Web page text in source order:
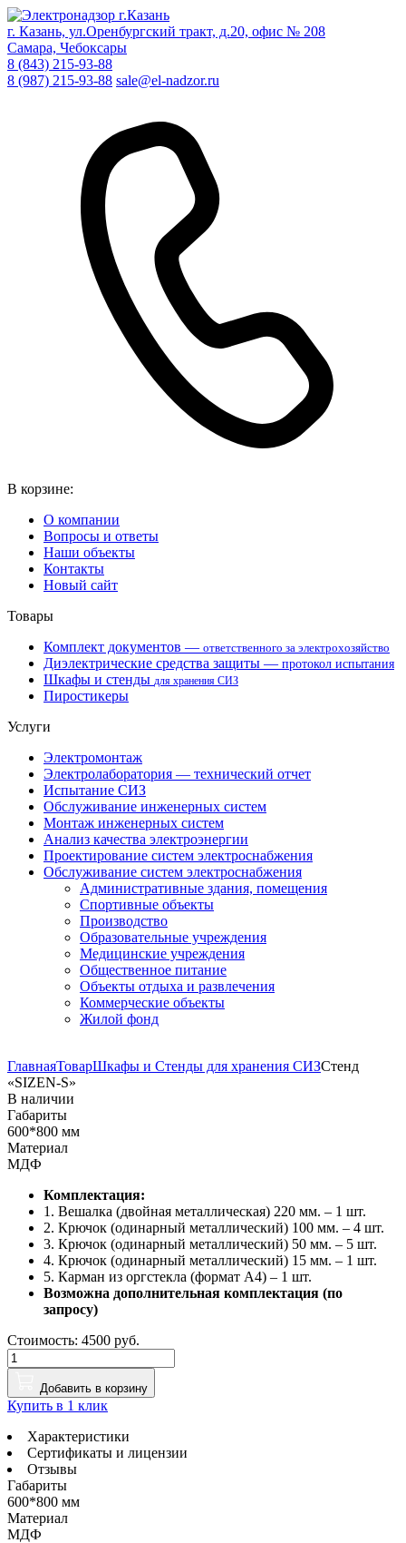
г. Казань, ул.Оренбургский тракт, д.20, офис № 208
Самара, Чебоксары
8 (843) 215-93-88
8 (987) 215-93-88 sale@el-nadzor.ru
В корзине:
О компании
Вопросы и ответы
Наши объекты
Контакты
Новый сайт
Товары
Комплект документов — ответственного за электрохозяйство
Диэлектрические средства защиты — протокол испытания
Шкафы и стенды для хранения СИЗ
Пиростикеры
Услуги
Электромонтаж
Электролаборатория — технический отчет
Испытание СИЗ
Обслуживание инженерных систем
Монтаж инженерных систем
Анализ качества электроэнергии
Проектирование систем электроснабжения
Обслуживание систем электроснабжения
Административные здания, помещения
Спортивные объекты
Производство
Образовательные учреждения
Медицинские учреждения
Общественное питание
Объекты отдыха и развлечения
Коммерческие объекты
Жилой фонд
ГлавнаяТоварШкафы и Стенды для хранения СИЗСтенд
«SIZEN-S»
В наличии
Габариты
600*800 мм
Материал
МДФ
Комплектация:
1. Вешалка (двойная металлическая) 220 мм. – 1 шт.
2. Крючок (одинарный металлический) 100 мм. – 4 шт.
3. Крючок (одинарный металлический) 50 мм. – 5 шт.
4. Крючок (одинарный металлический) 15 мм. – 1 шт.
5. Карман из оргстекла (формат А4) – 1 шт.
Возможна дополнительная комплектация (по
запросу)
Стоимость: 4500 руб.
Добавить в корзину
Купить в 1 клик
Характеристики
Сертификаты и лицензии
Отзывы
Габариты
600*800 мм
Материал
МДФ